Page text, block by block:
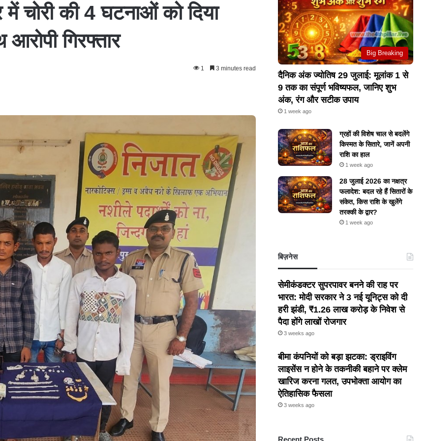
में चोरी की 4 घटनाओं को दिया
गिरफ्तार
1 3 minutes read
Big Breaking
दैनिक अंक ज्योतिष 29 जुलाई: मूलांक 1 से
9 तक का संपूर्ण भविष्यफल, जानिए शुभ
अंक, रंग और सटीक उपाय
1 week ago
ग्रहों की विशेष चाल से बदलेंगे
किस्मत के सितारे, जानें अपनी
राशि का हाल
1 week ago
28 जुलाई 2026 का नक्षत्र
फलादेश: बदल रहे हैं सितारों के
संकेत, किस राशि के खुलेंगे
तरक्की के द्वार?
1 week ago
बिज़नेस
सेमीकंडक्टर सुपरपावर बनने की राह पर
भारत: मोदी सरकार ने 3 नई यूनिट्स को दी
हरी झंडी, ₹1.26 लाख करोड़ के निवेश से
पैदा होंगे लाखों रोजगार
3 weeks ago
बीमा कंपनियों को बड़ा झटका: ड्राइविंग
लाइसेंस न होने के तकनीकी बहाने पर क्लेम
खारिज करना गलत, उपभोक्ता आयोग का
ऐतिहासिक फैसला
3 weeks ago
Recent Posts